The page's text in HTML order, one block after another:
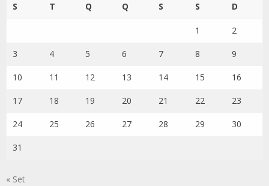
S T Q Q S S D
1 2
3 4 5 6 7 8 9
10 11 12 13 14 15 16
17 18 19 20 21 22 23
24 25 26 27 28 29 30
31
« Set